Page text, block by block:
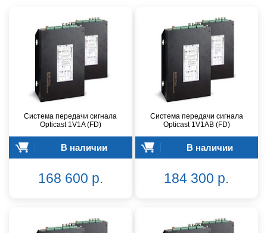
Система передачи сигнала
Opticast 1V1A (FD)
В наличии
168 600 р.
Система передачи сигнала
Opticast 1V1AB (FD)
В наличии
184 300 р.